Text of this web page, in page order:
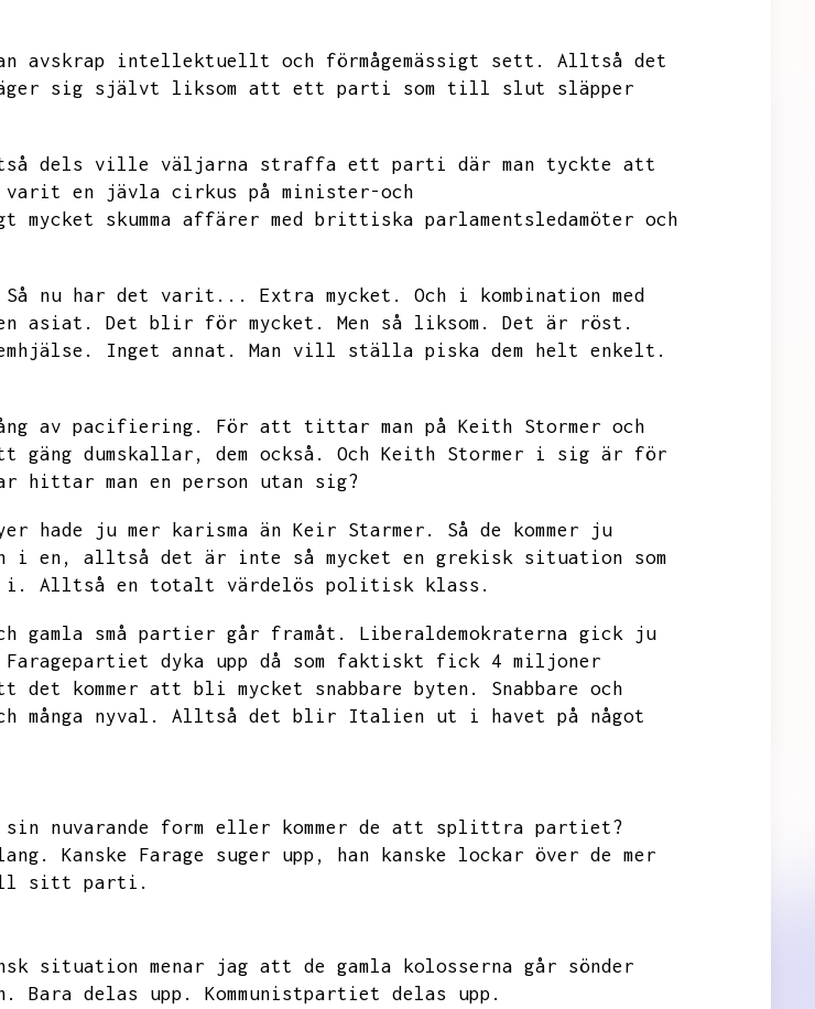
avskrap intellektuellt och förmågemässigt sett.
Alltså det
sig självt liksom att ett parti som till slut släpper
dels ville väljarna straffa ett parti där man tyckte att
varit en jävla cirkus på minister-och
skumma affärer med brittiska parlamentsledamöter och
Så nu har det varit... Extra mycket.
Och i kombination med
asiat. Det blir för mycket. Men så liksom.
Det är röst.
Inget annat.
Man vill ställa piska dem helt enkelt.
av pacifiering.
För att tittar man på Keith Stormer och
gäng dumskallar,
dem också.
Och Keith Stormer i sig är för
man en person utan sig?
hade ju mer karisma än Keir Starmer.
Så de kommer ju
i en,
alltså det är inte så mycket en grekisk situation som
i.
Alltså en totalt värdelös politisk klass.
gamla små partier går framåt.
Liberaldemokraterna gick ju
Faragepartiet dyka upp då som faktiskt fick 4 miljoner
kommer att bli mycket snabbare byten.
Snabbare och
många nyval. Alltså det blir
Italien ut i havet på något
nuvarande form eller kommer de att splittra partiet?
Kanske Farage suger upp,
han kanske lockar över de mer
sitt parti.
situation menar jag att de gamla kolosserna går sönder
Bara delas upp.
Kommunistpartiet delas upp.